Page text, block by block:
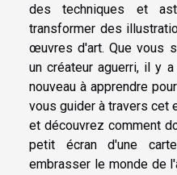
des techniques et
transformer des
œuvres d'art. Que vous
un créateur aguerri, il y
nouveau à apprendre
vous guider à travers cet
et découvrez comment
petit écran d'une
embrasser le monde de